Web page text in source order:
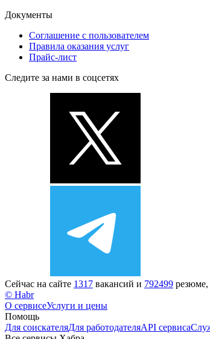
Документы
Соглашение с пользователем
Правила оказания услуг
Прайс-лист
Следите за нами в соцсетях
Сейчас на сайте 1317 вакансий и 792499 резюме,
© Habr
О сервисеУслуги и цены
Помощь
Для соискателяДля работодателяAPI сервиса